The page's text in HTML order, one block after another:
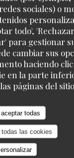
sociales) o
todo',
para gestionar
cambiar sus
haciendo
en la parte
páginas del
todas
todas las cookies
((abre en una